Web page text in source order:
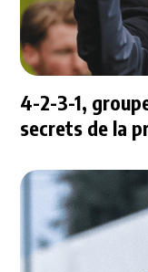
4-2-3-1,
secrets de la